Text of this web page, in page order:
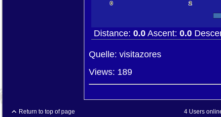
0 2
Distance: 0.0 Ascent: 0.0
Quelle: visitazores
Views: 189
Return to top of page 4 Users